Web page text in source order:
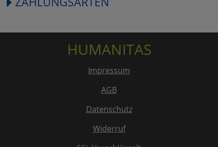
HUMANITAS
Impressum
AGB
Datenschutz
Widerruf